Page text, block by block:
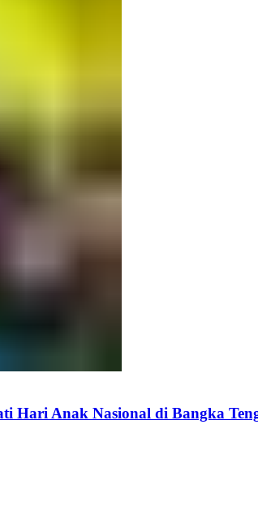
Hari Anak Nasional di Bangka